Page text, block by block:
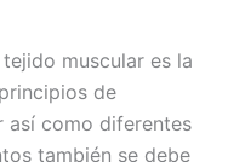
muscular es la
de
así como diferentes
también se debe